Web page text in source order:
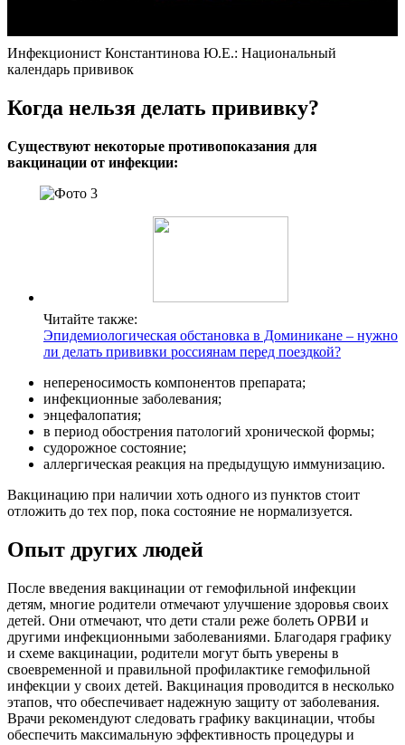
Инфекционист Константинова Ю.Е.: Национальный
календарь прививок
Когда нельзя делать прививку?
Существуют некоторые противопоказания для
вакцинации от инфекции:
Читайте также:
Эпидемиологическая обстановка в Доминикане – нужно
ли делать прививки россиянам перед поездкой?
непереносимость компонентов препарата;
инфекционные заболевания;
энцефалопатия;
в период обострения патологий хронической формы;
судорожное состояние;
аллергическая реакция на предыдущую иммунизацию.
Вакцинацию при наличии хоть одного из пунктов стоит
отложить до тех пор, пока состояние не нормализуется.
Опыт других людей
После введения вакцинации от гемофильной инфекции
детям, многие родители отмечают улучшение здоровья своих
детей. Они отмечают, что дети стали реже болеть ОРВИ и
другими инфекционными заболеваниями. Благодаря графику
и схеме вакцинации, родители могут быть уверены в
своевременной и правильной профилактике гемофильной
инфекции у своих детей. Вакцинация проводится в несколько
этапов, что обеспечивает надежную защиту от заболевания.
Врачи рекомендуют следовать графику вакцинации, чтобы
обеспечить максимальную эффективность процедуры и